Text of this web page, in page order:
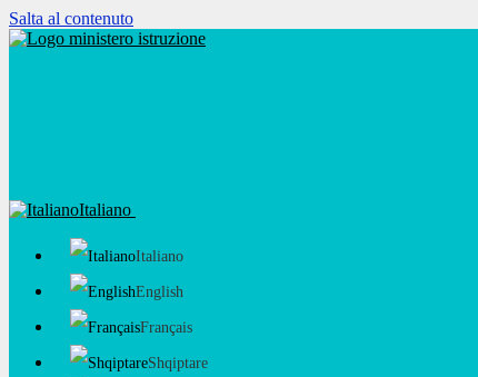
Salta al contenuto
Italiano
Italiano
English
Français
Shqiptare